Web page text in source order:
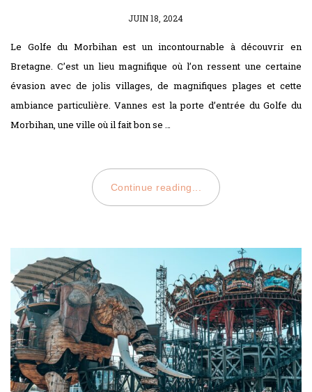
POSTED
JUIN 18, 2024
Le Golfe du Morbihan est un incontournable à découvrir en
Bretagne. C’est un lieu magnifique où l’on ressent une certaine
évasion avec de jolis villages, de magnifiques plages et cette
ambiance particulière. Vannes est la porte d’entrée du Golfe du
Morbihan, une ville où il fait bon se …
Continue reading...